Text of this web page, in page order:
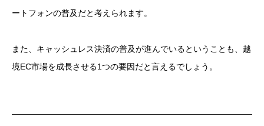
ートフォンの普及だと考えられます。
また、キャッシュレス決済の普及が進んでいるということも、越
境EC市場を成長させる1つの要因だと言えるでしょう。